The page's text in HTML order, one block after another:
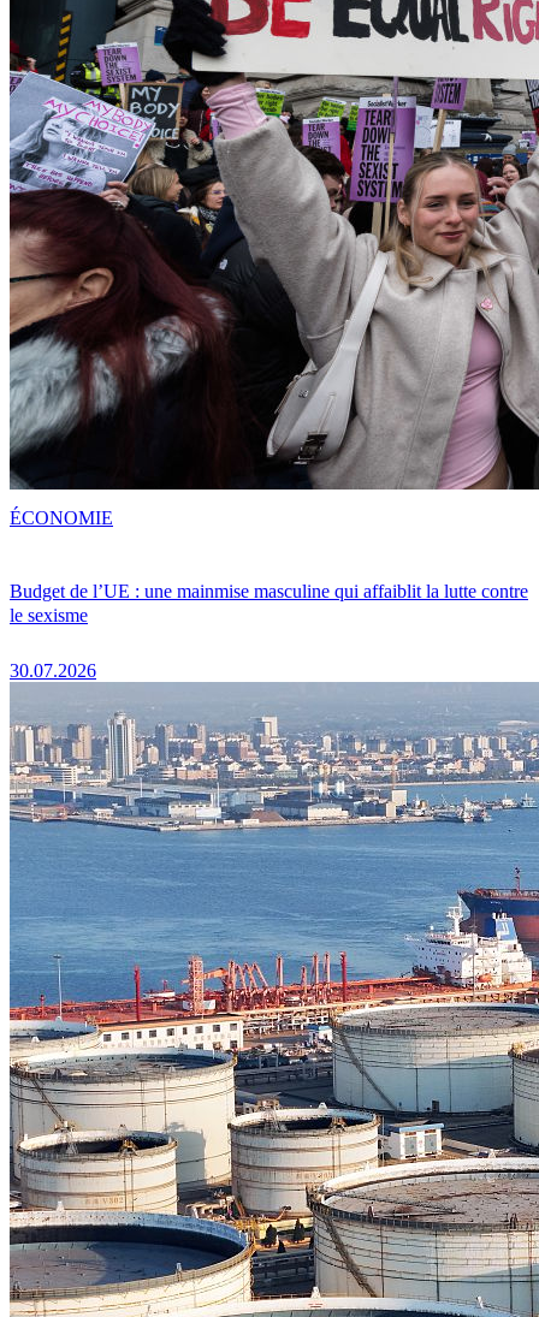
Budget de l’UE : une mainmise masculine qui affaiblit la lutte contre
le sexisme
30.07.2026
ÉCONOMIE